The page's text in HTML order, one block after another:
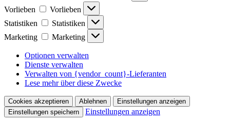
Vorlieben
Vorlieben
Statistiken
Statistiken
Marketing
Marketing
Optionen verwalten
Dienste verwalten
Verwalten von {vendor_count}-Lieferanten
Lese mehr über diese Zwecke
Cookies akzeptieren Ablehnen
Einstellungen anzeigen
Einstellungen speichern
Einstellungen anzeigen